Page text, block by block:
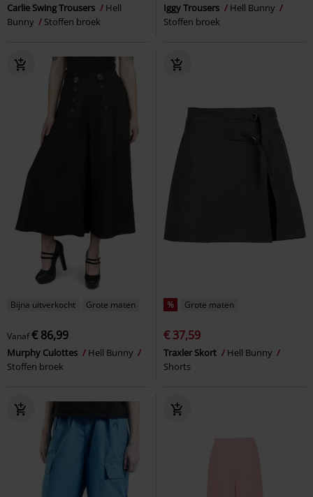
Carlie Swing Trousers
Hell
Bunny
Stoffen broek
Iggy Trousers
Hell Bunny
Stoffen broek
Bijna uitverkocht Grote maten
Vanaf€ 86,99
Murphy Culottes
Hell Bunny
Stoffen broek
% Grote maten
€ 37,59
Traxler Skort
Hell Bunny
Shorts